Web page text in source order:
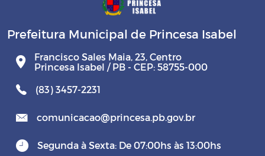
Prefeitura Municipal de Princesa Isabel
Francisco Sales Maia, 23, Centro
Princesa Isabel / PB - CEP: 58755-000
(83) 3457-2231
comunicacao@princesa.pb.gov.br
Segunda à Sexta: De 07:00hs às 13:00hs